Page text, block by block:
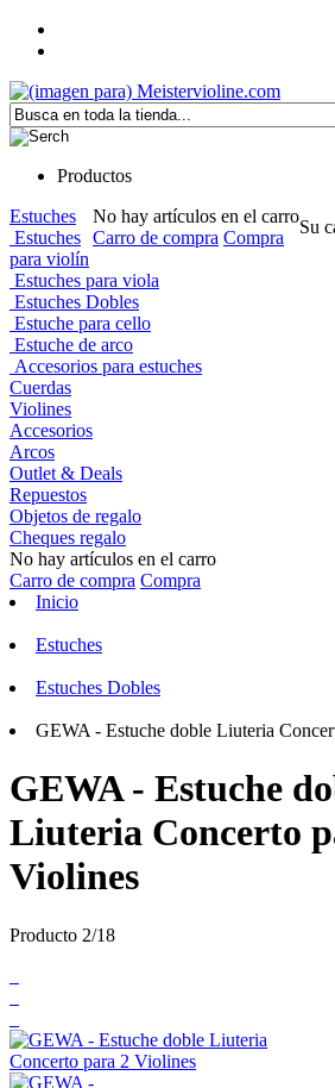
Productos
No hay artículos en el carro
Carro de compra Compra
Su
Estuches
Estuches
para violín
Estuches para viola
Estuches Dobles
Estuche para cello
Estuche de arco
Accesorios para estuches
Cuerdas
Violines
Accesorios
Arcos
Outlet & Deals
Repuestos
Objetos de regalo
Cheques regalo
No hay artículos en el carro
Carro de compra Compra
Inicio
Estuches
Estuches Dobles
GEWA - Estuche doble Liuteria
GEWA - Estuche
Liuteria Concerto
Violines
Producto 2/18